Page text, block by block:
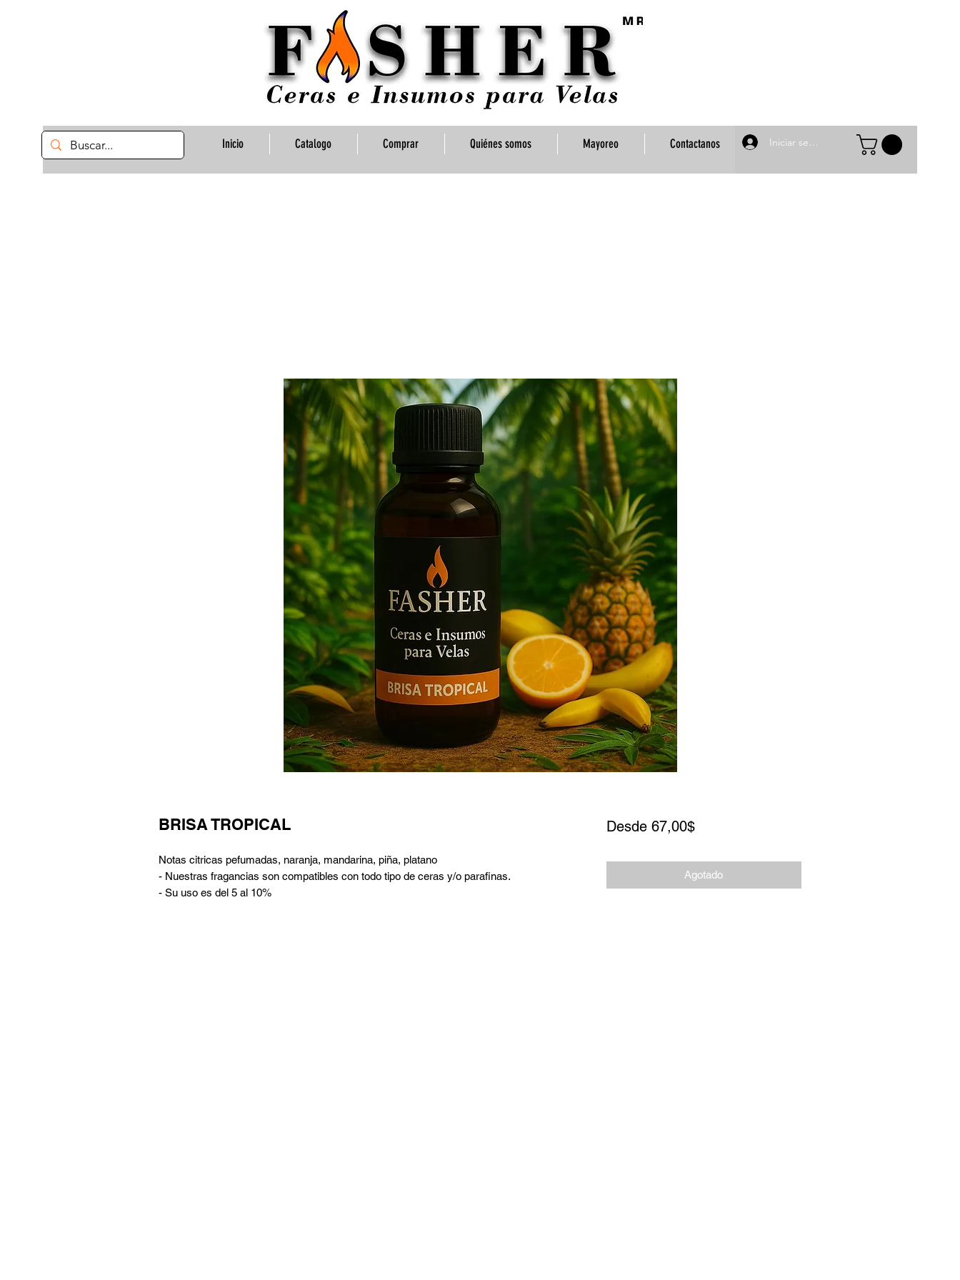
Inicio Catalogo Comprar Quiénes somos Mayoreo Contactanos Iniciar sesión
BRISA TROPICAL
Notas citricas pefumadas, naranja, mandarina, piña, platano
- Nuestras fragancias son compatibles con todo tipo de ceras y/o parafinas.
- Su uso es del 5 al 10%
Desde 67,00$Precio de oferta
Agotado